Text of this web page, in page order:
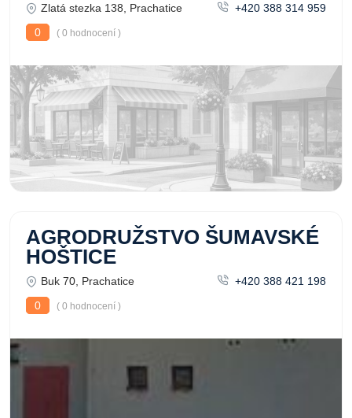
Zlatá stezka 138, Prachatice
+420 388 314 959
0
( 0 hodnocení )
AGRODRUŽSTVO ŠUMAVSKÉ
HOŠTICE
Buk 70, Prachatice
+420 388 421 198
0
( 0 hodnocení )